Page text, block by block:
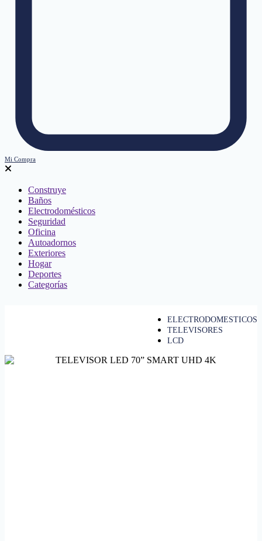
Mi Compra
Construye
Baños
Electrodomésticos
Seguridad
Oficina
Autoadornos
Exteriores
Hogar
Deportes
Categorías
ELECTRODOMESTICOS
TELEVISORES
LCD